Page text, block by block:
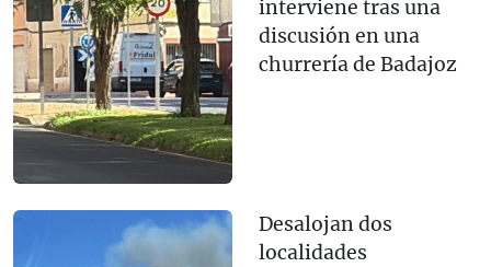
interviene tras una
discusión en una
churrería de Badajoz
Desalojan dos
localidades